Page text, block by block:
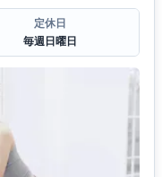
定休日
毎週日曜日